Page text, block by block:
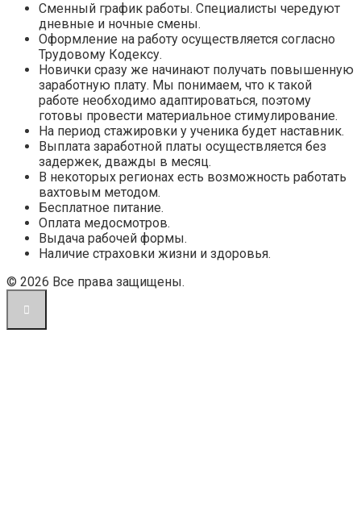
Сменный график работы. Специалисты чередуют
дневные и ночные смены.
Оформление на работу осуществляется согласно
Трудовому Кодексу.
Новички сразу же начинают получать повышенную
заработную плату. Мы понимаем, что к такой
работе необходимо адаптироваться, поэтому
готовы провести материальное стимулирование.
На период стажировки у ученика будет наставник.
Выплата заработной платы осуществляется без
задержек, дважды в месяц.
В некоторых регионах есть возможность работать
вахтовым методом.
Бесплатное питание.
Оплата медосмотров.
Выдача рабочей формы.
Наличие страховки жизни и здоровья.
© 2026 Все права защищены.